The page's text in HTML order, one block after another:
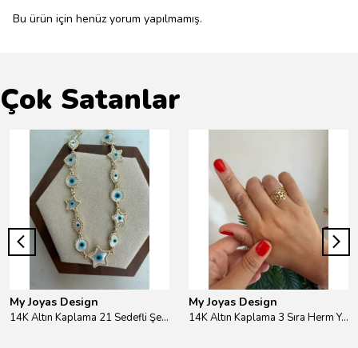
Bu ürün için henüz yorum yapılmamış.
Çok Satanlar
My Joyas Design
14K Altın Kaplama 21 Sedefli Şekiller Kolye 46cm
My Joyas Design
14K Altın Kaplama 3 Sıra Herm Yüzük Gold